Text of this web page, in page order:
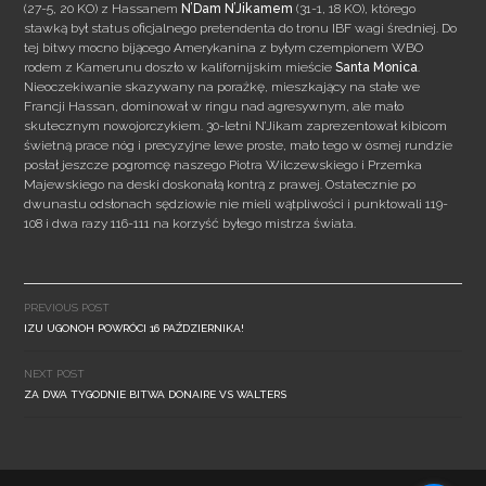
(27-5, 20 KO) z HassanemN’Dam N’Jikamem (31-1, 18 KO), którego
stawką był status oficjalnego pretendenta do tronu IBF wagi średniej. Do
tej bitwy mocno bijącego Amerykanina z byłym czempionem WBO
rodem z Kamerunu doszło w kalifornijskim mieścieSanta Monica
Nieoczekiwanie skazywany na porażkę, mieszkający na stałe we
Francji Hassan, dominował w ringu nad agresywnym, ale mało
skutecznym nowojorczykiem. 30-letni N’Jikam zaprezentował kibicom
świetną prace nóg i precyzyjne lewe proste, mało tego w ósmej rundzie
posłał jeszcze pogromcę naszego Piotra Wilczewskiego i Przemka
Majewskiego na deski doskonałą kontrą z prawej. Ostatecznie po
dwunastu odsłonach sędziowie nie mieli wątpliwości i punktowali 119-
108 i dwa razy 116-111 na korzyść byłego mistrza świata.
navigation
PREVIOUS POST
IZU UGONOH POWRÓCI 16 PAŹDZIERNIKA!
NEXT POST
ZA DWA TYGODNIE BITWA DONAIRE VS WALTERS